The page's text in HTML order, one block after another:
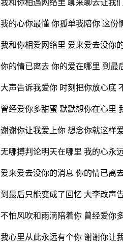
我的心你最懂 你孤单我陪你 这份
我和你相爱网络里 爱来爱去没你
你的情已离去 你的爱在哪里 到最
大声告诉我爱你 时刻把你放心底
曾经爱你多甜蜜 默默想你在心里
谢谢你让我爱上你 想念你就这样
无哪搏判论明天在哪里 我的心永
爱来爱去没你的消息 你的情已离
到最后只能变成了回忆 大李改声
不怕风吹和雨滴陪着你 曾经爱你
我心里从此永远有个你 谢谢你让